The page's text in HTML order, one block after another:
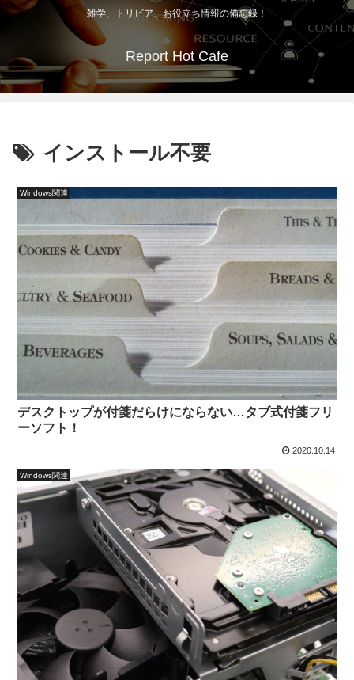
雑学、トリビア、お役立ち情報の備忘録！
Report Hot Cafe
インストール不要
Windows関連
デスクトップが付箋だらけにならない…タブ式付箋フリ
ーソフト！
2020.10.14
Windows関連